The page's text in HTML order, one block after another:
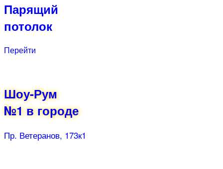
Парящий
потолок
Перейти
Шоу-Рум
№1 в городе
Пр. Ветеранов, 173к1